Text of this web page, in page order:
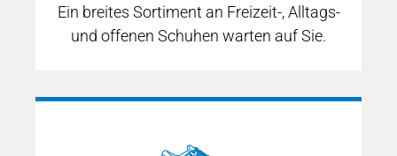
Ein breites Sortiment an Freizeit-, Alltags-
und offenen Schuhen warten auf Sie.